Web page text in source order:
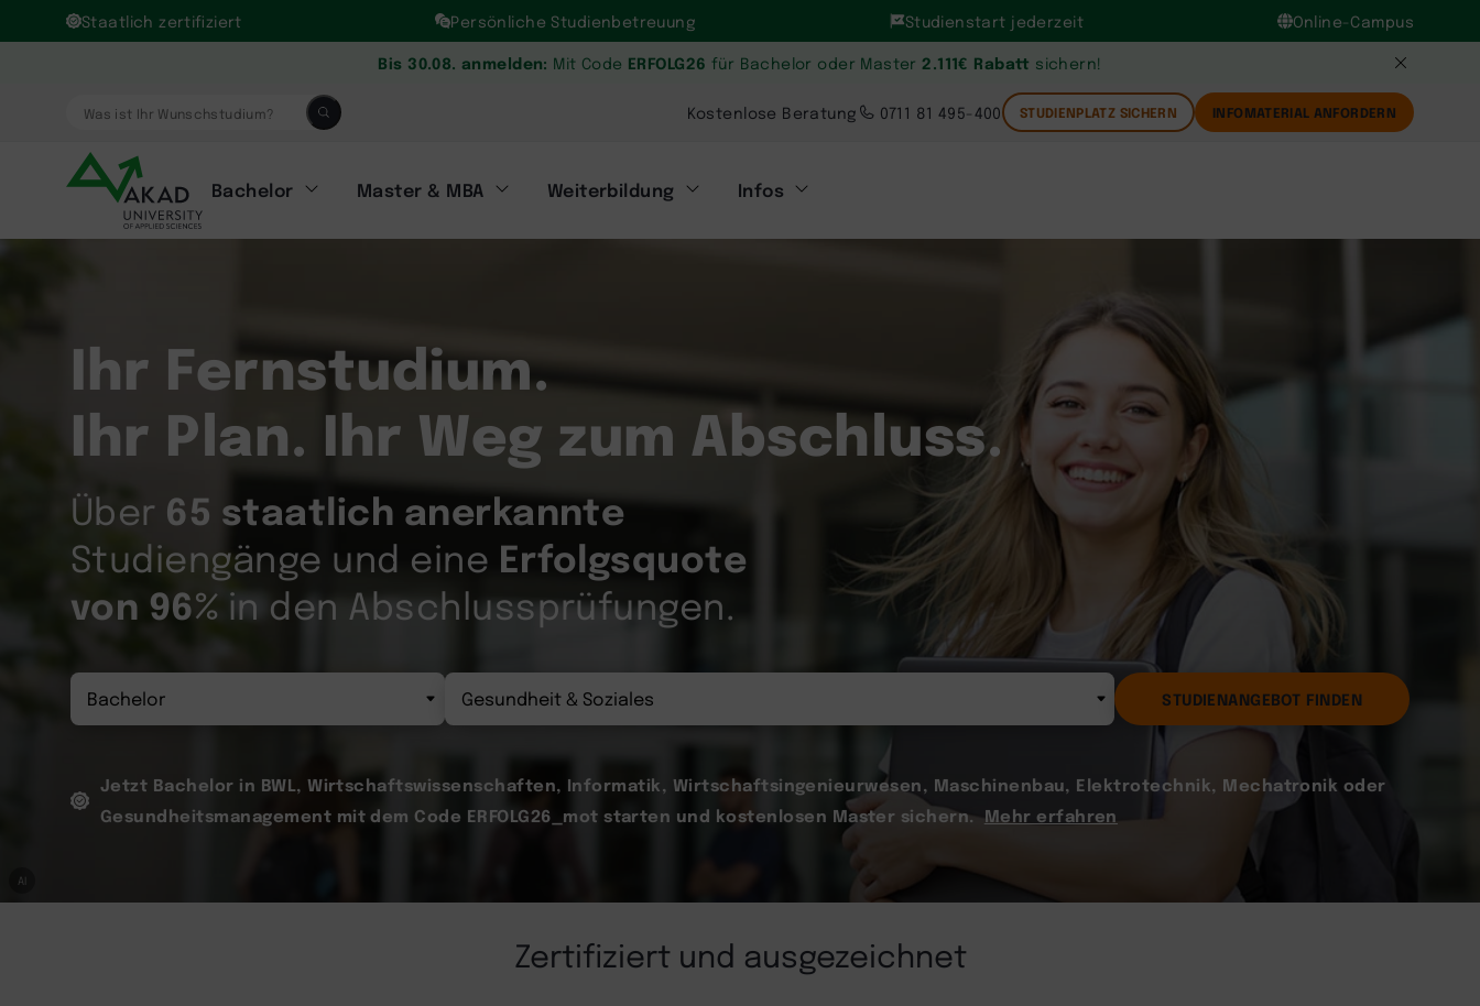
Staatlich zertifiziert Persönliche Studienbetreuung Studienstart jederzeit Online-Campus
Bis 30.08. anmelden: Mit Code ERFOLG26 für Bachelor oder Master2.111€ Rabatt sichern!
Was ist Ihr Wunschstudium? Kostenlose Beratung 0711 81 495-400 STUDIENPLATZ SICHERN INFOMATERIAL ANFORDERN
Bachelor Master & MBA Weiterbildung Infos
Ihr Fernstudium.
Ihr Plan. Ihr Weg zum Abschluss.
Über 65 staatlich anerkannte
Studiengänge und eine Erfolgsquote
von 96% in den Abschlussprüfungen.
STUDIENANGEBOT FINDEN
Jetzt Bachelor in BWL, Wirtschaftswissenschaften, Informatik, Wirtschaftsingenieurwesen, Maschinenbau, Elektrotechnik, Mechatronik oder
Gesundheitsmanagement mit dem Code ERFOLG26_mot starten und kostenlosen Master sichern. Mehr erfahren
AI
Zertifiziert und ausgezeichnet